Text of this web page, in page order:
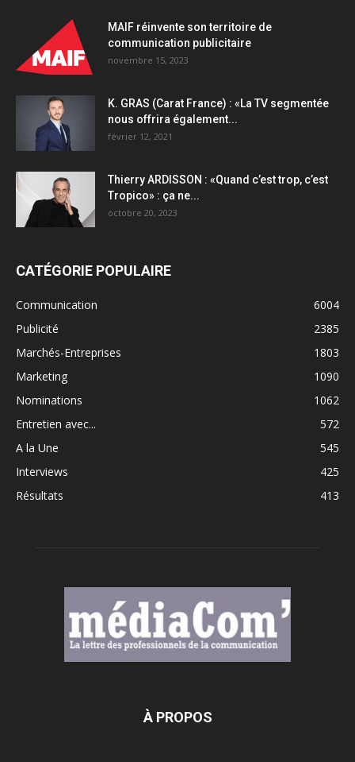
MAIF réinvente son territoire de
communication publicitaire
novembre 15, 2023
K. GRAS (Carat France) : «La TV segmentée
nous offrira également...
février 12, 2021
Thierry ARDISSON : «Quand c’est trop, c’est
Tropico» : ça ne...
octobre 20, 2023
CATÉGORIE POPULAIRE
Communication
6004
Publicité
2385
Marchés-Entreprises
1803
Marketing
1090
Nominations
1062
Entretien avec...
572
A la Une
545
Interviews
425
Résultats
413
À PROPOS